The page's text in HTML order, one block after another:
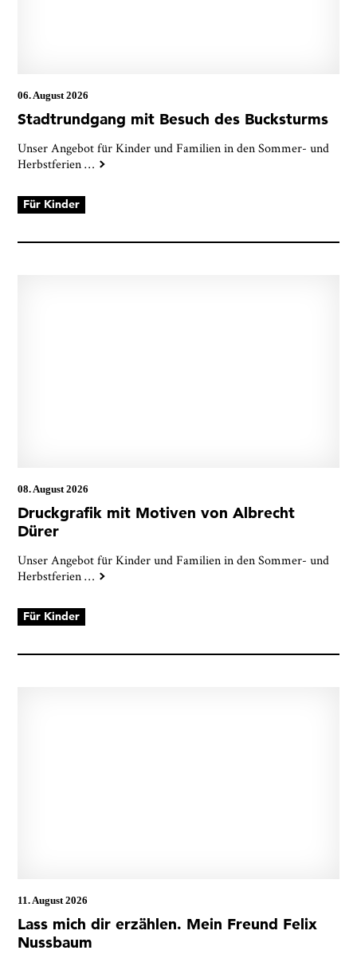
06. August 2026
Stadtrundgang mit Besuch des Bucksturms
Unser Angebot für Kinder und Familien in den Sommer- und
Herbstferien…
Für Kinder
08. August 2026
Druckgrafik mit Motiven von Albrecht
Dürer
Unser Angebot für Kinder und Familien in den Sommer- und
Herbstferien…
Für Kinder
11. August 2026
Lass mich dir erzählen. Mein Freund Felix
Nussbaum